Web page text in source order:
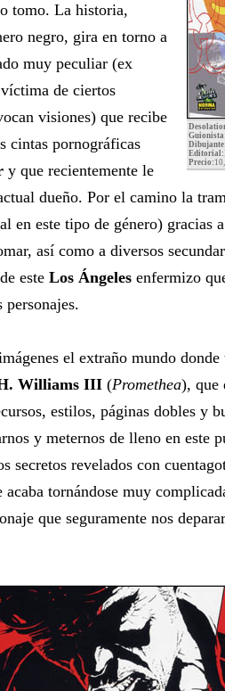
Editorial:
Precio:
tomo. La historia,
negro, gira en torno a
muy peculiar (ex
de ciertos
visiones) que recibe
cintas pornográficas
y que recientemente le
dueño. Por el camino la
en este tipo de género) gracias
así como a diversos
este Los Ángeles enfermizo
personajes.
el extraño mundo
Williams III (Promethea), que
estilos, páginas dobles y
y meternos de lleno en este
secretos revelados con
tornándose muy
que seguramente nos